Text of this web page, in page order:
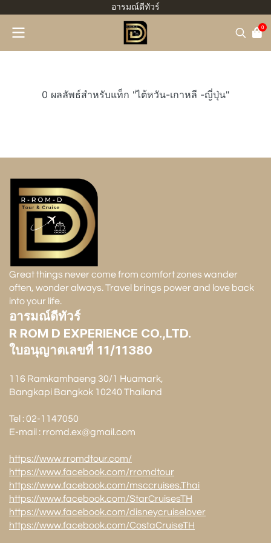
อารมณ์ดีทัวร์
0
0 ผลลัพธ์สำหรับแท็ก "ไต้หวัน-เกาหลี -ญี่ปุ่น"
Great things never come from comfort zones wander
often, wonder always. Travel brings power and love back
into your life.
อารมณ์ดีทัวร์
R ROM D EXPERIENCE CO.,LTD.
ใบอนุญาตเลขที่ 11/11380
116 Ramkamhaeng 30/1 Huamark,
Bangkapi Bangkok 10240 Thailand
Tel : 02-1147050
E-mail : rromd.ex@gmail.com
https://www.rromdtour.com/
https://www.facebook.com/rromdtour
https://www.facebook.com/msccruises.Thai
https://www.facebook.com/StarCruisesTH
https://www.facebook.com/disneycruiselover
https://www.facebook.com/CostaCruiseTH